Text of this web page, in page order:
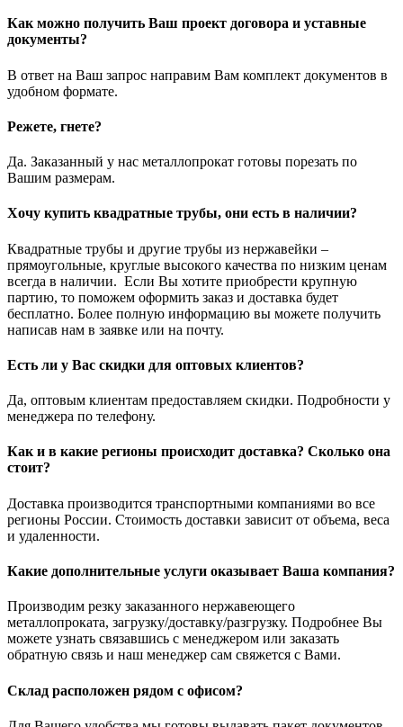
Как можно получить Ваш проект договора и уставные
документы?
В ответ на Ваш запрос направим Вам комплект документов в
удобном формате.
Режете, гнете?
Да. Заказанный у нас металлопрокат готовы порезать по
Вашим размерам.
Хочу купить квадратные трубы, они есть в наличии?
Квадратные трубы и другие трубы из нержавейки –
прямоугольные, круглые высокого качества по низким ценам
всегда в наличии. Если Вы хотите приобрести крупную
партию, то поможем оформить заказ и доставка будет
бесплатно. Более полную информацию вы можете получить
написав нам в заявке или на почту.
Есть ли у Вас скидки для оптовых клиентов?
Да, оптовым клиентам предоставляем скидки. Подробности у
менеджера по телефону.
Как и в какие регионы происходит доставка? Сколько она
стоит?
Доставка производится транспортными компаниями во все
регионы России. Стоимость доставки зависит от объема, веса
и удаленности.
Какие дополнительные услуги оказывает Ваша компания?
Производим резку заказанного нержавеющего
металлопроката, загрузку/доставку/разгрузку. Подробнее Вы
можете узнать связавшись с менеджером или заказать
обратную связь и наш менеджер сам свяжется с Вами.
Склад расположен рядом с офисом?